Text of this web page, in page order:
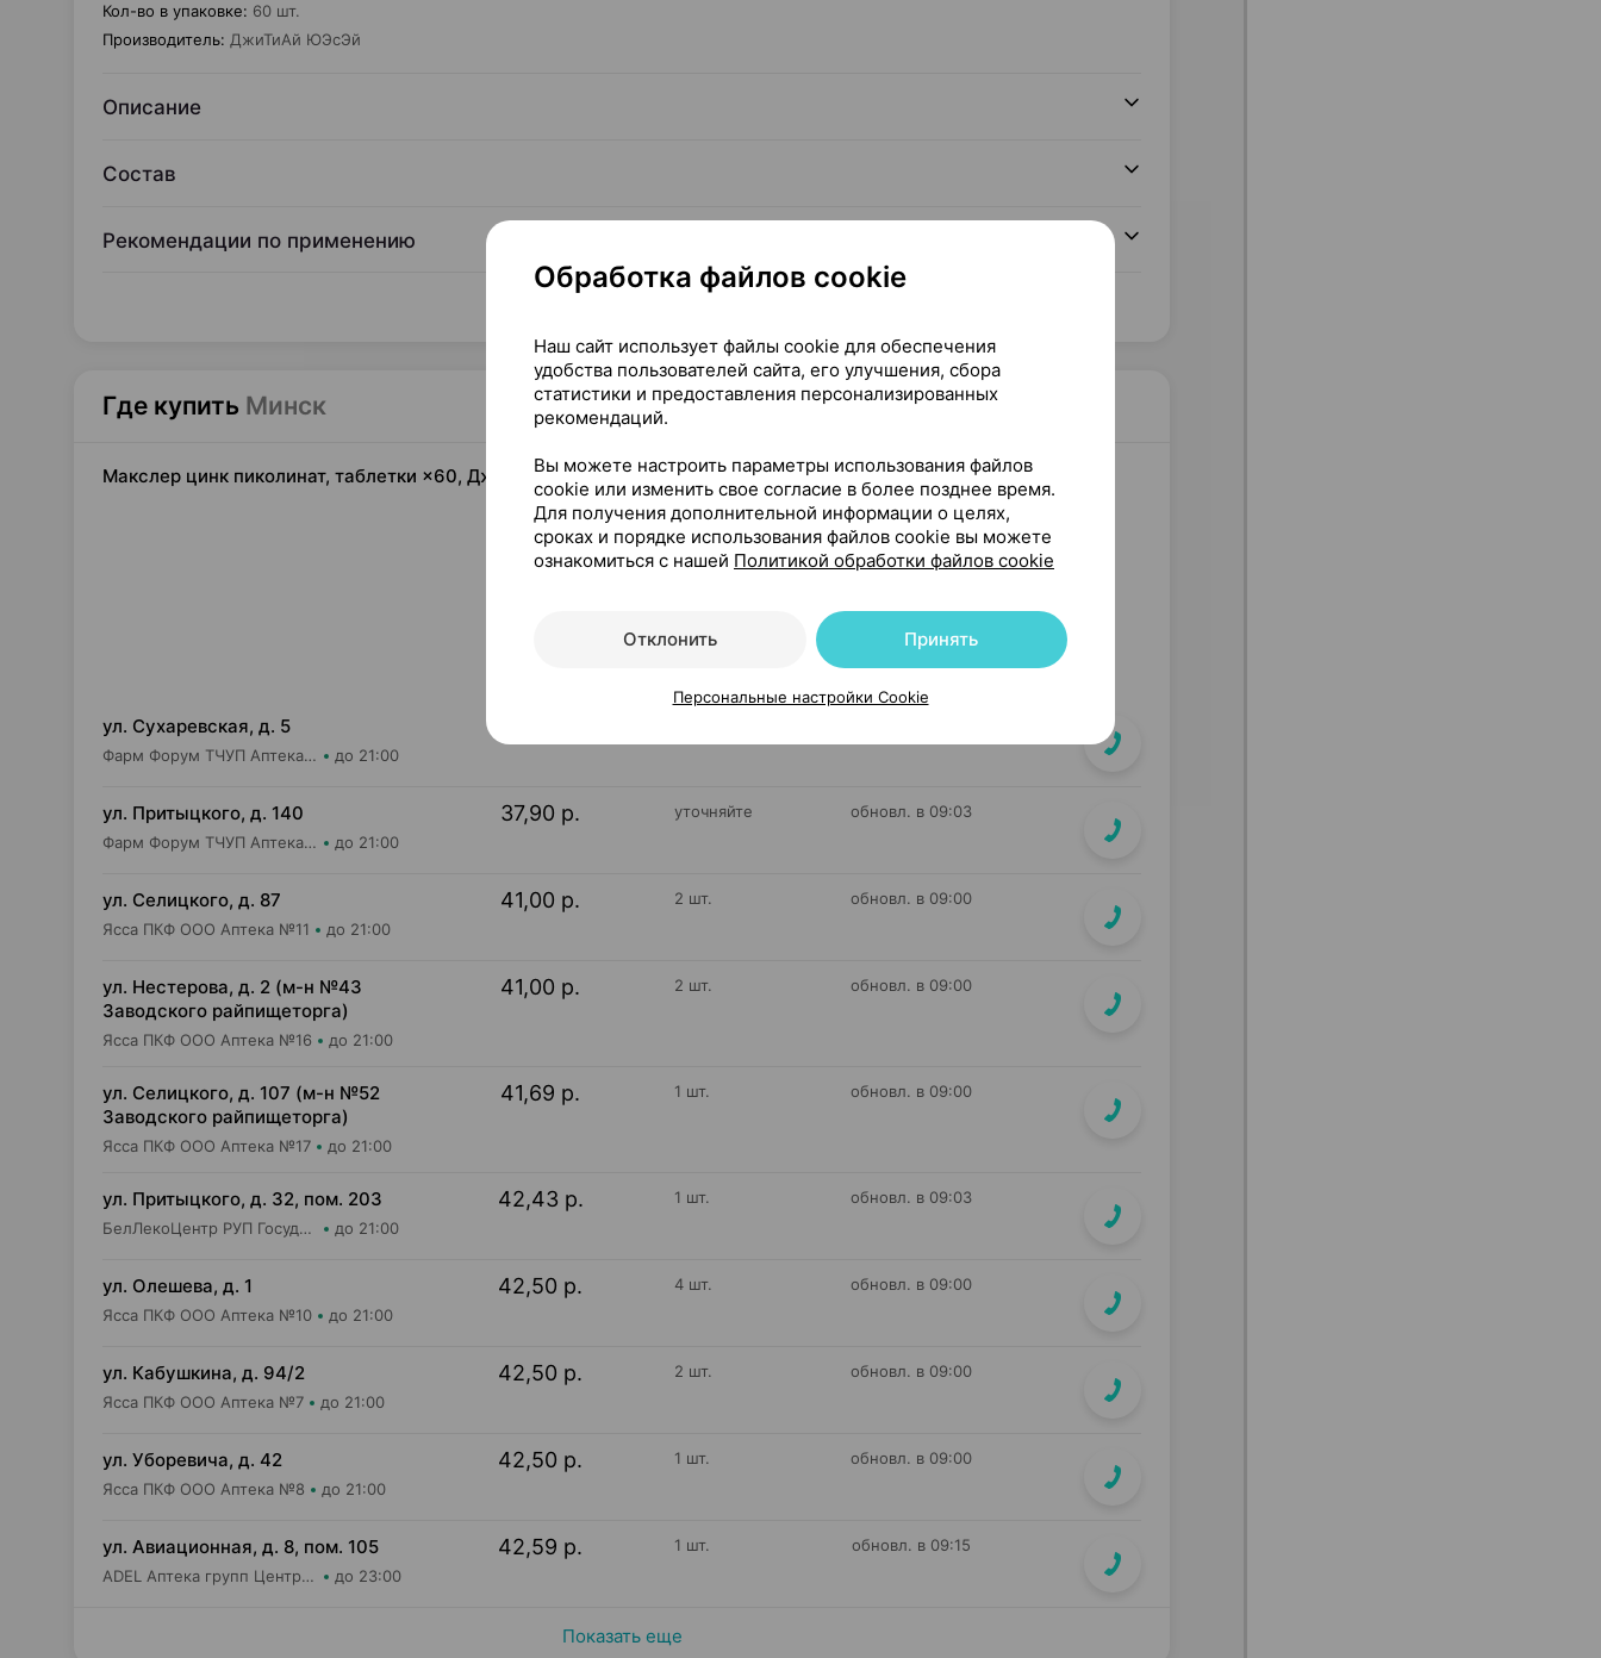
Кол-во в упаковке: 60 шт.
Производитель: ДжиТиАй ЮЭсЭй
Описание
Состав
Рекомендации по применению
Где купить Минск
Макслер цинк пиколинат, таблетки ×60, ДжиТиАй ЮЭсЭй США
ул. Сухаревская, д. 5
Фарм Форум ТЧУП Аптека №4 до 21:00
ул. Притыцкого, д. 140
Фарм Форум ТЧУП Аптека №2 до 21:00
37,90 р. уточняйте обновл. в 09:03
ул. Селицкого, д. 87
Ясса ПКФ ООО Аптека №11 до 21:00
41,00 р. 2 шт. обновл. в 09:00
ул. Нестерова, д. 2 (м-н №43
Заводского райпищеторга)
Ясса ПКФ ООО Аптека №16 до 21:00
41,00 р. 2 шт. обновл. в 09:00
ул. Селицкого, д. 107 (м-н №52
Заводского райпищеторга)
Ясса ПКФ ООО Аптека №17 до 21:00
41,69 р. 1 шт. обновл. в 09:00
ул. Притыцкого, д. 32, пом. 203
БелЛекоЦентр РУП Государственная аптека №40 до 21:00
42,43 р. 1 шт. обновл. в 09:03
ул. Олешева, д. 1
Ясса ПКФ ООО Аптека №10 до 21:00
42,50 р. 4 шт. обновл. в 09:00
ул. Кабушкина, д. 94/2
Ясса ПКФ ООО Аптека №7 до 21:00
42,50 р. 2 шт. обновл. в 09:00
ул. Уборевича, д. 42
Ясса ПКФ ООО Аптека №8 до 21:00
42,50 р. 1 шт. обновл. в 09:00
ул. Авиационная, д. 8, пом. 105
ADEL Аптека групп Центр ООО Аптека №49 до 23:00
42,59 р. 1 шт. обновл. в 09:15
Показать еще
Обработка файлов cookie
Наш сайт использует файлы cookie для обеспечения
удобства пользователей сайта, его улучшения, сбора
статистики и предоставления персонализированных
рекомендаций.
Вы можете настроить параметры использования файлов
cookie или изменить свое согласие в более позднее время.
Для получения дополнительной информации о целях,
сроках и порядке использования файлов cookie вы можете
ознакомиться с нашей Политикой обработки файлов cookie
Отклонить Принять
Персональные настройки Cookie